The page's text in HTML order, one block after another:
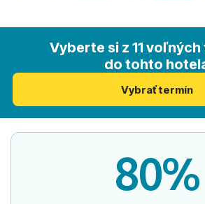
Vyberte si z 11
do tohto
Vybrať termín
80%